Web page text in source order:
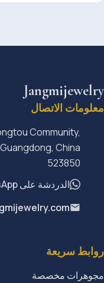
Jangmijewelry
معلومات الاتصال
Community,
China
523850
الدردشة على WhatsApp
روابط سريعة
مجوهرات مخصصة